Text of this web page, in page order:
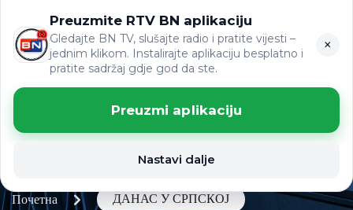
ВИЈЕСТИ LAT
Preuzmite RTV BN aplikaciju
Gledajte BN TV, slušajte radio i pratite vijesti –
jednim klikom. Instalirajte aplikaciju besplatno i
pratite sadržaj gdje god da ste.
×
Preuzmi aplikaciju
Nastavi dalje
Почетна ДАНАС У СРПСКОЈ